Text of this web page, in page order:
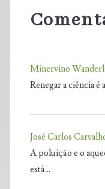
Minervino
Renegar a ciência é
José Carlos
A poluição e o
está…